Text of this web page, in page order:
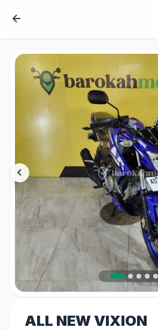
ALL NEW VIXION